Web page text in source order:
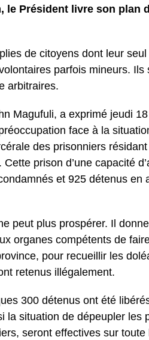
le Président livre son plan
de citoyens dont leur
parfois mineurs. Ils
arbitraires.
Magufuli, a exprimé jeudi
face à la
des prisonniers
prison d’une capacité
et 925 détenus en
peut plus prospérer. Il
organes compétents de
pour recueillir les
retenus illégalement.
300 détenus ont été
la situation de dépeupler les
seront effectives sur toute